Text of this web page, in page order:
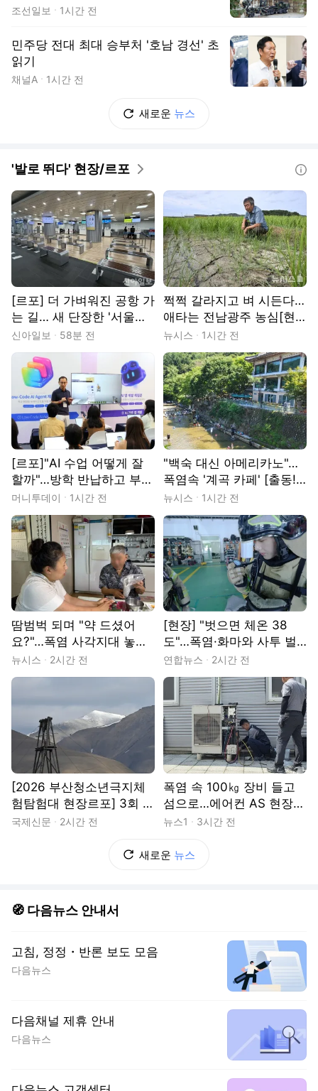
조선일보 1시간 전
민주당 전대 최대 승부처 '호남 경선' 초
읽기
채널A 1시간 전
새로운 뉴스
'발로 뛰다' 현장/르포
[르포] 더 가벼워진 공항 가
는 길… 새 단장한 '서울역
도심공항터미널'
신아일보 58분 전
쩍쩍 갈라지고 벼 시든다…
애타는 전남광주 농심[현
장]
뉴시스 1시간 전
[르포]"AI 수업 어떻게 잘
할까"…방학 반납하고 부산
찾은 교사들
머니투데이 1시간 전
"백숙 대신 아메리카노"…
폭염속 '계곡 카페' [출동!
인턴]
뉴시스 1시간 전
땀범벅 되며 "약 드셨어
요?"…폭염 사각지대 놓인
생활지원사[현장]
뉴시스 2시간 전
[현장] "벗으면 체온 38
도"…폭염·화마와 사투 벌
이는 소방관들
연합뉴스 2시간 전
[2026 부산청소년극지체
험탐험대 현장르포] 3회 :
석탄 탄광촌에서 북극 연구
국제신문 2시간 전
폭염 속 100㎏ 장비 들고
섬으로…에어컨 AS 현장
가보니
뉴스1 3시간 전
새로운 뉴스
🧭 다음뉴스 안내서
고침, 정정・반론 보도 모음
다음뉴스
다음채널 제휴 안내
다음뉴스